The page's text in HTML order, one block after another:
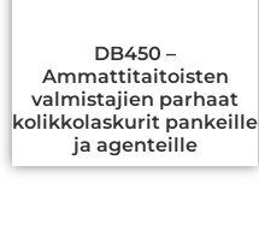
DB450 –
Ammattitaitoisten
valmistajien parhaat
kolikkolaskurit pankeille
ja agenteille